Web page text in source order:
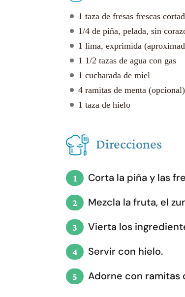
1 taza de fresas frescas
1/4 de piña, pelada, sin
1 lima, exprimida
1 1/2 tazas de agua con gas
1 cucharada de miel
4 ramitas de menta (opcional)
1 taza de hielo
Direcciones
Corta la piña y las
Mezcla la fruta, el
Vierta los
Servir con hielo.
Adorne con ramitas